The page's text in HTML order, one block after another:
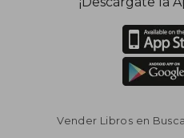
Vender Libros en